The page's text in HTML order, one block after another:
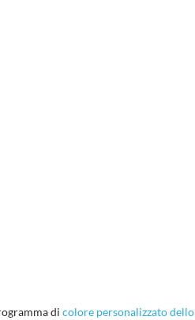
di colore personalizzato dello